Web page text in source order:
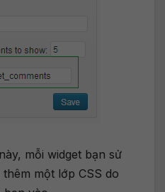
mỗi widget bạn sử
một lớp CSS do